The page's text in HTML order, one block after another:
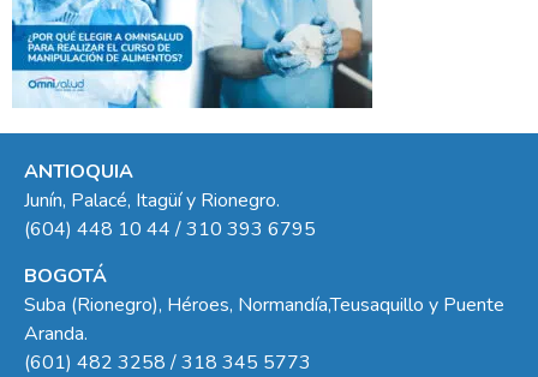
ANTIOQUIA
Junín, Palacé, Itagüí y Rionegro.
(604) 448 10 44 / 310 393 6795
BOGOTÁ
Suba (Rionegro), Héroes, Normandía,Teusaquillo y Puente
Aranda.
(601) 482 3258 / 318 345 5773